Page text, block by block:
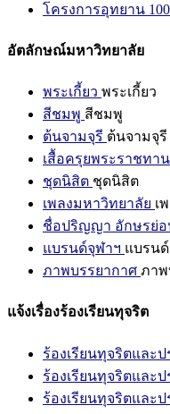
โครงการอุทยาน
อัตลักษณ์มหาวิทยาลัย
พระเกี้ยว พระเกี้ยว
สีชมพู สีชมพู
ต้นจามจุรี ต้นจามจุรี
เสื้อครุยพระราชทาน
ชุดนิสิต ชุดนิสิต
เพลงมหาวิทยาลัย เ
ชื่อปริญญา อักษรย่
แบรนด์จุฬาฯ แบรน
ภาพบรรยากาศ ภาพ
แจ้งเรื่องร้องเรียนทุจริต
ร้องเรียนทุจริตและ
ร้องเรียนทุจริตและ
ร้องเรียนทุจริตและ